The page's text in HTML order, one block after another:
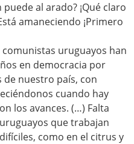
al arado? ¡Qué claro
amaneciendo ¡Primero
uruguayos han
en democracia por
nuestro país, con
cuando hay
los avances. (…) Falta
que trabajan
como en el citrus y